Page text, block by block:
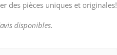
des pièces uniques et originales!
disponibles.